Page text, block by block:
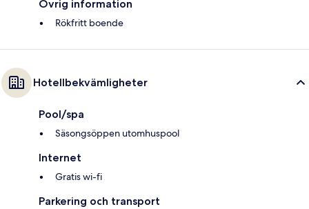
Övrig information
Rökfritt boende
Hotellbekvämligheter
Pool/spa
Säsongsöppen utomhuspool
Internet
Gratis wi-fi
Parkering och transport